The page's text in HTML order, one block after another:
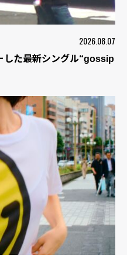
2026.08.07
た最新シングル“gossip